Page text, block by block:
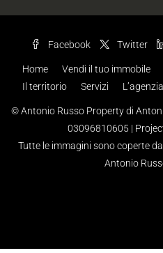
Facebook Twitter
Home Vendi il tuo immobile
Il territorio
Servizi L’agenzia
© Antonio Russo Property di
03096810605 |
Tutte le immagini sono coperte
Antonio